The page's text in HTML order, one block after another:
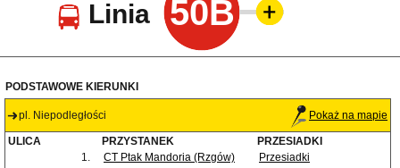
Linia 50B
PODSTAWOWE KIERUNKI
pl. Niepodległości Pokaż na mapie
ULICA PRZYSTANEK
PRZESIADKI
1.
CT Ptak Mandoria (Rzgów)
Przesiadki